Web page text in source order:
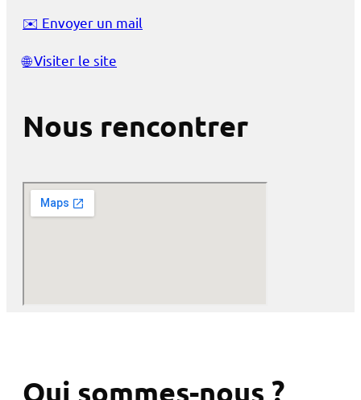
✉️ Envoyer un mail
🌐Visiter le site
Nous rencontrer
Qui sommes-nous ?